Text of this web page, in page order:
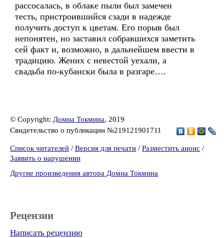
рассосалась, в облаке пыли был замечен
тесть, пристроившийся сзади в надежде
получить доступ к цветам. Его порыв был
непонятен, но заставил собравшихся заметить
сей факт и, возможно, в дальнейшем ввести в
традицию. Жених с невестой уехали, а
свадьба по-кубански была в разгаре….
© Copyright: Домна Токмина, 2019
Свидетельство о публикации №219121901711
Список читателей / Версия для печати / Разместить анонс /
Заявить о нарушении
Другие произведения автора Домна Токмина
Рецензии
Написать рецензию